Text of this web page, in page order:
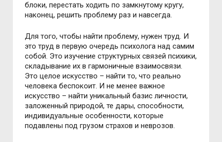
блоки, перестать ходить по замкнутому кругу,
наконец, решить проблему раз и навсегда.
Для того, чтобы найти проблему, нужен труд. И
это труд в первую очередь психолога над самим
собой. Это изучение структурных связей психики,
складывание их в гармоничные взаимосвязи.
Это целое искусство – найти то, что реально
человека беспокоит. И не менее важное
искусство – найти уникальный базис личности,
заложенный природой, те дары, способности,
индивидуальные особенности, которые
подавлены под грузом страхов и неврозов.